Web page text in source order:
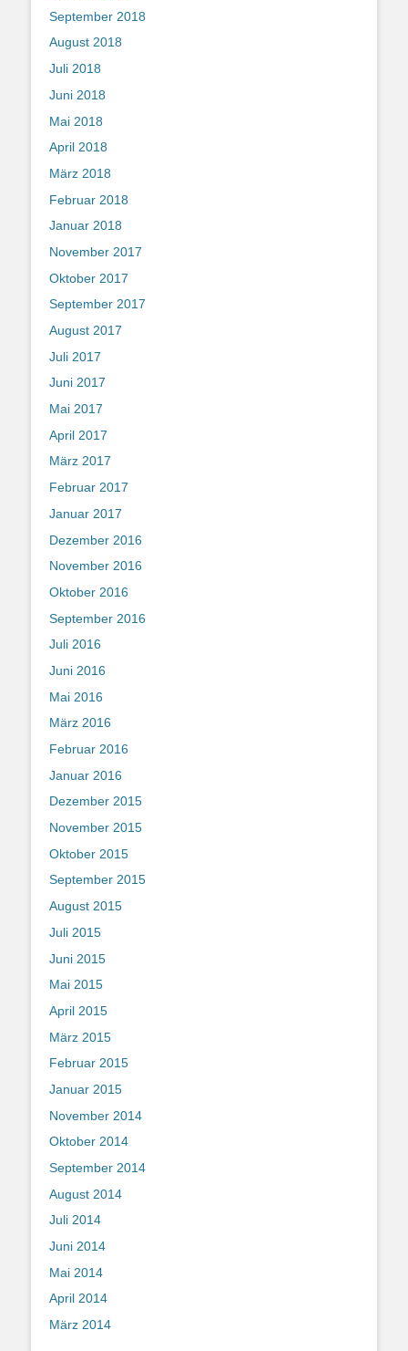
September 2018
August 2018
Juli 2018
Juni 2018
Mai 2018
April 2018
März 2018
Februar 2018
Januar 2018
November 2017
Oktober 2017
September 2017
August 2017
Juli 2017
Juni 2017
Mai 2017
April 2017
März 2017
Februar 2017
Januar 2017
Dezember 2016
November 2016
Oktober 2016
September 2016
Juli 2016
Juni 2016
Mai 2016
März 2016
Februar 2016
Januar 2016
Dezember 2015
November 2015
Oktober 2015
September 2015
August 2015
Juli 2015
Juni 2015
Mai 2015
April 2015
März 2015
Februar 2015
Januar 2015
November 2014
Oktober 2014
September 2014
August 2014
Juli 2014
Juni 2014
Mai 2014
April 2014
März 2014